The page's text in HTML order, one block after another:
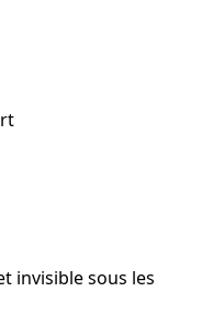
invisible sous les